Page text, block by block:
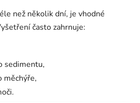
než několik dní, je vhodné
často zahrnuje:
sedimentu,
měchýře,